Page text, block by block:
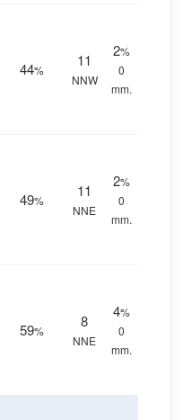
44%
11
NNW
2%
0
mm.
49%
11
NNE
2%
0
mm.
59%
8
NNE
4%
0
mm.